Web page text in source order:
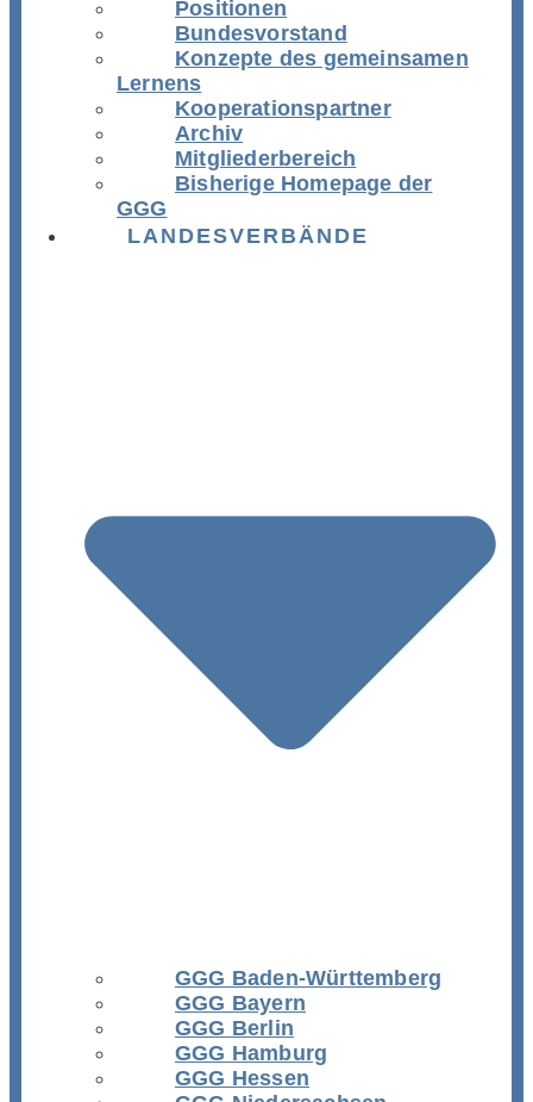
Positionen
Bundesvorstand
Konzepte des gemeinsamen
Lernens
Kooperationspartner
Archiv
Mitgliederbereich
Bisherige Homepage der
GGG
LANDESVERBÄNDE
GGG Baden-Württemberg
GGG Bayern
GGG Berlin
GGG Hamburg
GGG Hessen